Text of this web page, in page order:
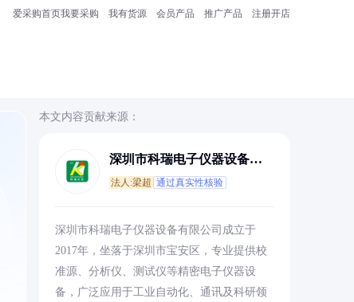
爱采购首页我要采购 我有货源 会员产品 推广产品 注册开店
本文内容贡献来源：
深圳市科瑞电子仪器设备有
法人:梁超 通过真实性核验
深圳市科瑞电子仪器设备有限公司成立于
2017年，坐落于深圳市宝安区，专业提供校
准源、分析仪、测试仪等精密电子仪器设
备，广泛应用于工业自动化、通讯及科研领